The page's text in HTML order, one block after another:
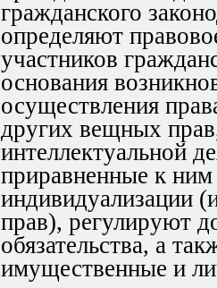
гражданского
определяют
участников
основания
осуществления
других вещных
интеллектуальной
приравненные к ним
индивидуализации
прав), регулируют
обязательства, а
имущественные и